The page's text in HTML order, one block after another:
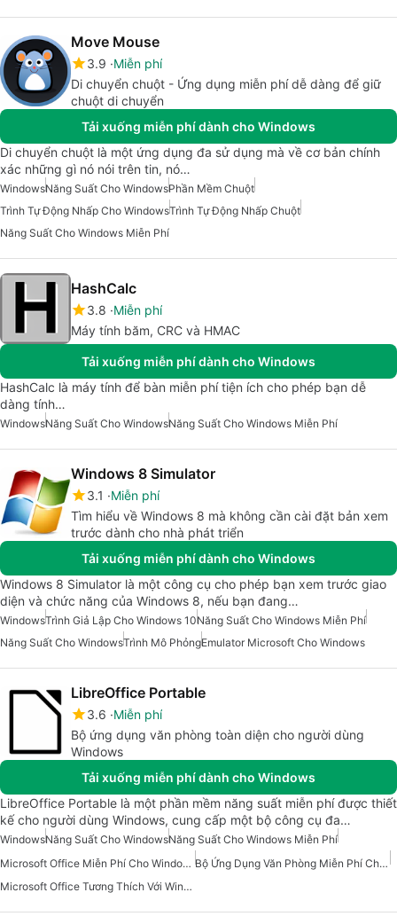
Move Mouse
3.9 Miễn phí
Di chuyển chuột - Ứng dụng miễn phí dễ dàng để giữ
chuột di chuyển
Tải xuống miễn phí dành cho Windows
Di chuyển chuột là một ứng dụng đa sử dụng mà về cơ bản chính
xác những gì nó nói trên tin, nó…
WindowsNăng Suất Cho WindowsPhần Mềm Chuột
Trình Tự Động Nhấp Cho WindowsTrình Tự Động Nhấp Chuột
Năng Suất Cho Windows Miễn Phí
HashCalc
3.8 Miễn phí
Máy tính băm, CRC và HMAC
Tải xuống miễn phí dành cho Windows
HashCalc là máy tính để bàn miễn phí tiện ích cho phép bạn dễ
dàng tính…
WindowsNăng Suất Cho WindowsNăng Suất Cho Windows Miễn Phí
Windows 8 Simulator
3.1
Miễn phí
Tìm hiểu về Windows 8 mà không cần cài đặt bản xem
trước dành cho nhà phát triển
Tải xuống miễn phí dành cho Windows
Windows 8 Simulator là một công cụ cho phép bạn xem trước giao
diện và chức năng của Windows 8, nếu bạn đang…
WindowsTrình Giả Lập Cho Windows 10Năng Suất Cho Windows Miễn Phí
Năng Suất Cho WindowsTrình Mô PhỏngEmulator Microsoft Cho Windows
LibreOffice Portable
3.6 Miễn phí
Bộ ứng dụng văn phòng toàn diện cho người dùng
Windows
Tải xuống miễn phí dành cho Windows
LibreOffice Portable là một phần mềm năng suất miễn phí được thiết
kế cho người dùng Windows, cung cấp một bộ công cụ đa…
WindowsNăng Suất Cho WindowsNăng Suất Cho Windows Miễn Phí
Microsoft Office Miễn Phí Cho Windows 7
Bộ Ứng Dụng Văn Phòng Miễn Phí Cho Windows
Microsoft Office Tương Thích Với Windows 7